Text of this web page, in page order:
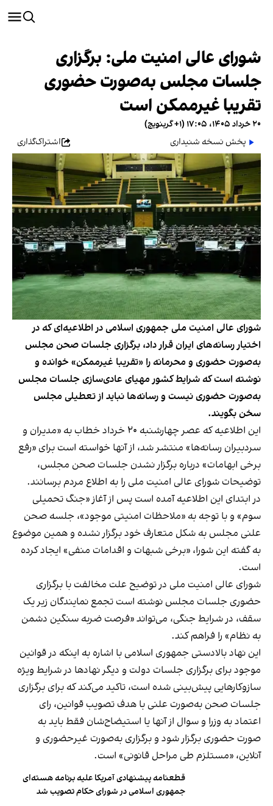
شورای عالی امنیت ملی: برگزاری
جلسات مجلس به‌صورت حضوری
تقریبا غیرممکن است
۲۰ خرداد ۱۴۰۵، ۱۷:۰۵ (‎+۱ گرینویچ)
پخش نسخه شنیداری
اشتراک‌گذاری
شورای عالی امنیت ملی جمهوری اسلامی در اطلاعیه‌ای که در
اختیار رسانه‌های ایران قرار داد، برگزاری جلسات صحن مجلس
به‌صورت حضوری و محرمانه را «تقریبا غیرممکن» خوانده و
نوشته است که شرایط کشور مهیای عادی‌سازی جلسات مجلس
به‌صورت حضوری نیست و رسانه‎‌ها نباید از تعطیلی مجلس
سخن بگویند.
این اطلاعیه که عصر چهارشنبه ۲۰ خرداد خطاب به «مدیران و
سردبیران رسانه‌ها» منتشر شد، از آنها خواسته است برای «رفع
برخی ابهامات» درباره برگزار نشدن جلسات صحن مجلس،
توضیحات شورای عالی امنیت ملی را به اطلاع مردم برسانند.
در ابتدای این اطلاعیه آمده است پس از آغاز «جنگ تحمیلی
سوم» و با توجه به «ملاحظات امنیتی موجود»، جلسه صحن
علنی مجلس به شکل متعارف خود برگزار نشده و همین موضوع
به گفته این شورا، «برخی شبهات و اقدامات منفی» ایجاد کرده
است.
شورای عالی امنیت ملی در توضیح علت مخالفت با برگزاری
حضوری جلسات مجلس نوشته است تجمع نمایندگان زیر یک
سقف، در شرایط جنگی، می‌تواند «فرصت ضربه سنگین دشمن
به نظام» را فراهم کند.
این نهاد بالادستی جمهوری اسلامی با اشاره به اینکه در قوانین
موجود برای برگزاری جلسات دولت و دیگر نهادها در شرایط ویژه
سازوکارهایی پیش‌بینی شده است، تاکید می‌کند که برای برگزاری
جلسات صحن به‌صورت علنی با هدف تصویب قوانین، رای
اعتماد به وزرا و سوال از آنها یا استیضاح‌شان فقط باید به
صورت حضوری برگزار شود و برگزاری به‌صورت غیرحضوری و
آنلاین، «مستلزم طی مراحل قانونی» است.
قطعنامه پیشنهادی آمریکا علیه برنامه هسته‌ای
جمهوری اسلامی در شورای حکام تصویب شد